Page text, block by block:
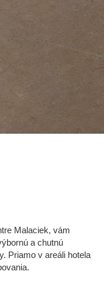
Malaciek, vám
a chutnú
Priamo v areáli hotela